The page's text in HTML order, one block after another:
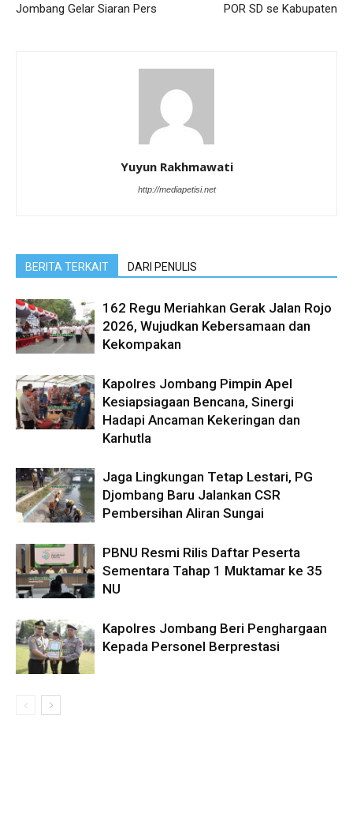
Jombang Gelar Siaran Pers
POR SD se Kabupaten
Yuyun Rakhmawati
http://mediapetisi.net
BERITA TERKAIT DARI PENULIS
162 Regu Meriahkan Gerak Jalan Rojo
2026, Wujudkan Kebersamaan dan
Kekompakan
Kapolres Jombang Pimpin Apel
Kesiapsiagaan Bencana, Sinergi
Hadapi Ancaman Kekeringan dan
Karhutla
Jaga Lingkungan Tetap Lestari, PG
Djombang Baru Jalankan CSR
Pembersihan Aliran Sungai
PBNU Resmi Rilis Daftar Peserta
Sementara Tahap 1 Muktamar ke 35
NU
Kapolres Jombang Beri Penghargaan
Kepada Personel Berprestasi